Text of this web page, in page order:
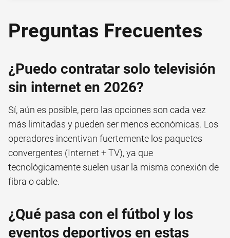
Preguntas Frecuentes
¿Puedo contratar solo televisión
sin internet en 2026?
Sí, aún es posible, pero las opciones son cada vez
más limitadas y pueden ser menos económicas. Los
operadores incentivan fuertemente los paquetes
convergentes (Internet + TV), ya que
tecnológicamente suelen usar la misma conexión de
fibra o cable.
¿Qué pasa con el fútbol y los
eventos deportivos en estas